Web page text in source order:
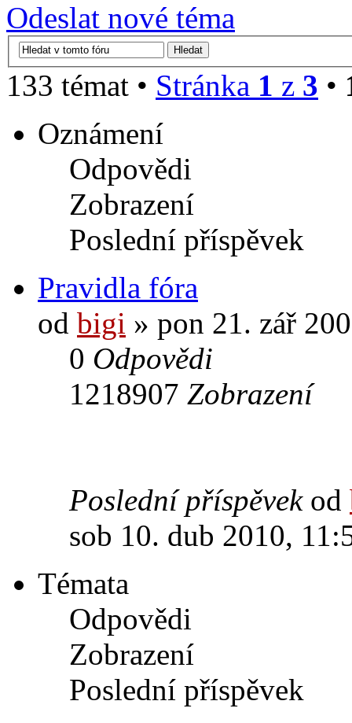
Odeslat nové téma
133 témat • Stránka 1 z 3 •
Oznámení
Odpovědi
Zobrazení
Poslední příspěvek
Pravidla fóra
od bigi » pon 21. zář
0 Odpovědi
1218907 Zobrazení
Poslední příspěvek od
sob 10. dub 2010,
Témata
Odpovědi
Zobrazení
Poslední příspěvek